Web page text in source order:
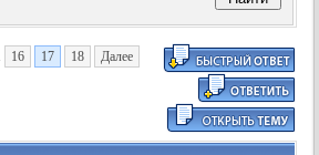
16 17 18 Далее